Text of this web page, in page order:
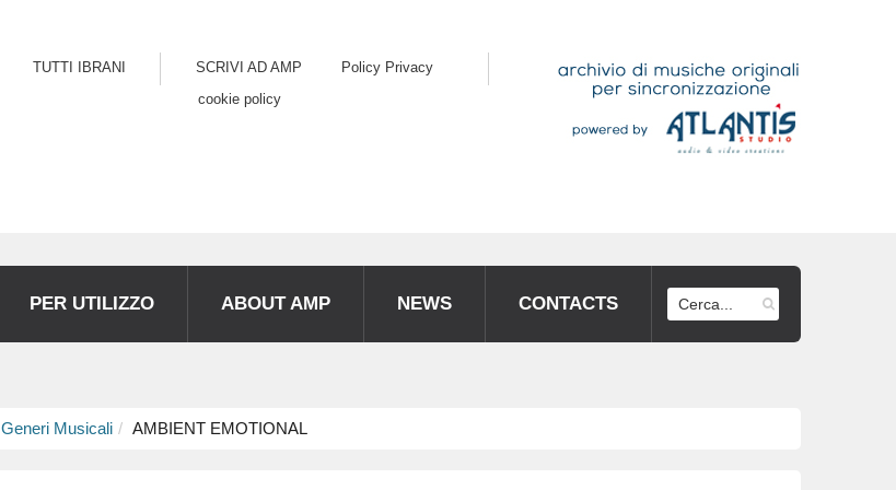
TUTTI IBRANI SCRIVI AD AMP
Policy Privacy
cookie policy
PER UTILIZZO ABOUT AMP NEWS CONTACTS
Generi Musicali AMBIENT EMOTIONAL